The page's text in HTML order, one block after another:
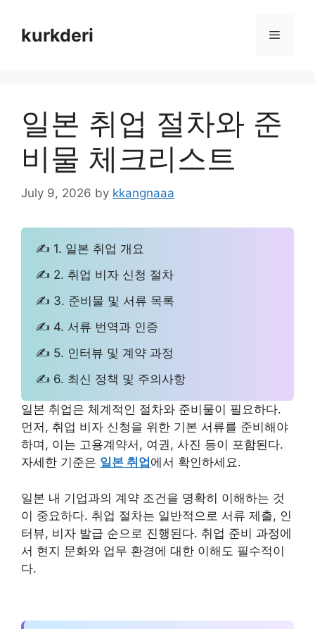
contentkurkderi Menu
일본 취업 절차와 준
비물 체크리스트
July 9, 2026 by kkangnaaa
✍ 1. 일본 취업 개요
✍ 2. 취업 비자 신청 절차
✍ 3. 준비물 및 서류 목록
✍ 4. 서류 번역과 인증
✍ 5. 인터뷰 및 계약 과정
✍ 6. 최신 정책 및 주의사항
일본 취업은 체계적인 절차와 준비물이 필요하다.
먼저, 취업 비자 신청을 위한 기본 서류를 준비해야
하며, 이는 고용계약서, 여권, 사진 등이 포함된다.
자세한 기준은 일본 취업 에서 확인하세요.
일본 내 기업과의 계약 조건을 명확히 이해하는 것
이 중요하다. 취업 절차는 일반적으로 서류 제출, 인
터뷰, 비자 발급 순으로 진행된다. 취업 준비 과정에
서 현지 문화와 업무 환경에 대한 이해도 필수적이
다.